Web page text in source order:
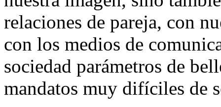
relaciones de pareja, con
con los medios de
sociedad parámetros de
mandatos muy difíciles de